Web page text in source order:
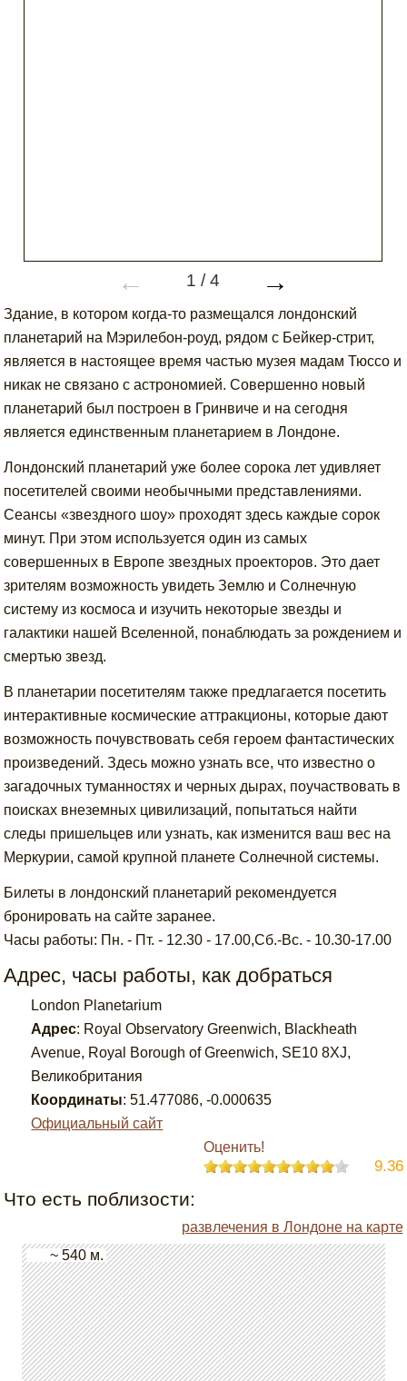
← 1 /4 →
Здание, в котором когда-то размещался лондонский
планетарий на Мэрилебон-роуд, рядом с Бейкер-стрит,
является в настоящее время частью музея мадам Тюссо и
никак не связано с астрономией. Совершенно новый
планетарий был построен в Гринвиче и на сегодня
является единственным планетарием в Лондоне.
Лондонский планетарий уже более сорока лет удивляет
посетителей своими необычными представлениями.
Сеансы «звездного шоу» проходят здесь каждые сорок
минут. При этом используется один из самых
совершенных в Европе звездных проекторов. Это дает
зрителям возможность увидеть Землю и Солнечную
систему из космоса и изучить некоторые звезды и
галактики нашей Вселенной, понаблюдать за рождением и
смертью звезд.
В планетарии посетителям также предлагается посетить
интерактивные космические аттракционы, которые дают
возможность почувствовать себя героем фантастических
произведений. Здесь можно узнать все, что известно о
загадочных туманностях и черных дырах, поучаствовать в
поисках внеземных цивилизаций, попытаться найти
следы пришельцев или узнать, как изменится ваш вес на
Меркурии, самой крупной планете Солнечной системы.
Билеты в лондонский планетарий рекомендуется
бронировать на сайте заранее.
Часы работы: Пн. - Пт. - 12.30 - 17.00,Сб.-Вс. - 10.30-17.00
Адрес, часы работы, как добраться
London Planetarium
Адрес: Royal Observatory Greenwich, Blackheath
Avenue, Royal Borough of Greenwich, SE10 8XJ,
Великобритания
Координаты: 51.477086,-0.000635
Официальный сайт
Оценить!
9.36
Что есть поблизости:
развлечения в Лондоне на карте
~ 540 м.